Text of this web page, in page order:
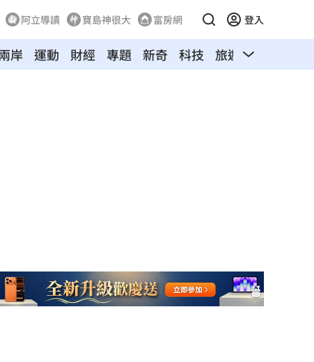
阿立導讀 寶島神很大 富房網 登入
岸 運動 財經 專題 新奇 科技 旅遊 汽車